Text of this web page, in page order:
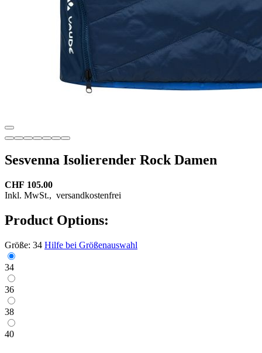
Sesvenna Isolierender Rock Damen
CHF 105.00
Inkl. MwSt., versandkostenfrei
Product Options:
Größe: 34 Hilfe bei Größenauswahl
34
36
38
40